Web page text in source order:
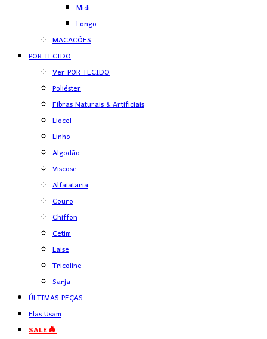
Midi
Longo
MACACÕES
POR TECIDO
Ver POR TECIDO
Poliéster
Fibras Naturais & Artificiais
Liocel
Linho
Algodão
Viscose
Alfaiataria
Couro
Chiffon
Cetim
Laise
Tricoline
Sarja
ÚLTIMAS PEÇAS
Elas Usam
SALE🔥